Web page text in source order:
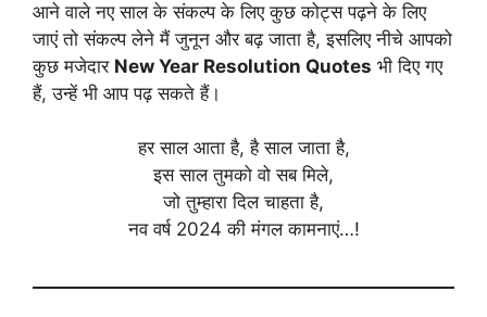
आने वाले नए साल के संकल्प के लिए कुछ कोट्स पढ़ने के लिए
जाएं तो संकल्प लेने मैं जुनून और बढ़ जाता है, इसलिए नीचे आपको
कुछ मजेदार New Year Resolution Quotes भी दिए गए
हैं, उन्हें भी आप पढ़ सकते हैं।
हर साल आता है, है साल जाता है,
इस साल तुमको वो सब मिले,
जो तुम्हारा दिल चाहता है,
नव वर्ष 2024 की मंगल कामनाएं…!